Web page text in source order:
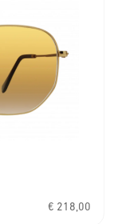
€ 218,00